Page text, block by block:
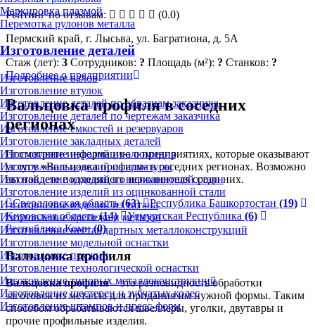
Маркировка плазмой
Перемотка рулонов металла
Изготовление деталей
Изготовление валов
Изготовление втулок
Изготовление деталей по образцам заказчика
Изготовление деталей по чертежам заказчика
Изготовление ёмкостей и резервуаров
Изготовление закладных деталей
Изготовление изделий из алюминия
Изготовление изделий из арматуры
Изготовление изделий из нержавеющей стали
Изготовление изделий из оцинкованной стали
Изготовление изделий из титана
Изготовление крепежа и метизов
Изготовление нестандартных металлоконструкций
Изготовление модельной оснастки
Изготовление пружин
Изготовление технологической оснастки
Изготовление типовых металлоконструкций
Изготовление шестерен и зубчатых колес
Изготовление штампов и пресс-форм
Рейтинг по отзывам:
(0.0)
Пермский край, г. Лысьва, ул. Багратиона, д. 5А
Стаж (лет): 3 Сотрудников: ? Площадь (м²): ? Станков: ?
Подробнее о предприятии
Вальцовка профиля в соседних
регионах
Посмотрите информацию о предприятиях, которые оказывают
услугу «Вальцовка профиля» в соседних регионах. Возможно
вы найдете подходящего исполнителя среди них.
Свердловская область(63) Республика Башкортостан (19)
Кировская область(14) Удмуртская Республика (6)
Республика Коми(0)
Вальцовка профиля
Вальцовка профиля– это разновидность обработки
заготовок из металла для придания им нужной формы. Таким
способом обрабатываются швеллеры, уголки, двутавры и
прочие профильные изделия.